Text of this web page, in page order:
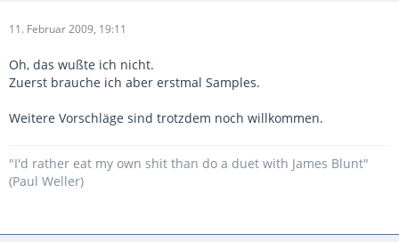
11. Februar 2009, 19:11
Oh, das wußte ich nicht.
Zuerst brauche ich aber erstmal Samples.
Weitere Vorschläge sind trotzdem noch willkommen.
"I'd rather eat my own shit than do a duet with James Blunt"
(Paul Weller)